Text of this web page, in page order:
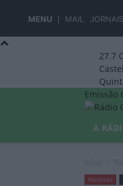
MENU MAIL JORNAIS
27.7 C
Emissão
A
Notícias